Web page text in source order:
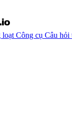
loạt Công cụ Câu hỏi